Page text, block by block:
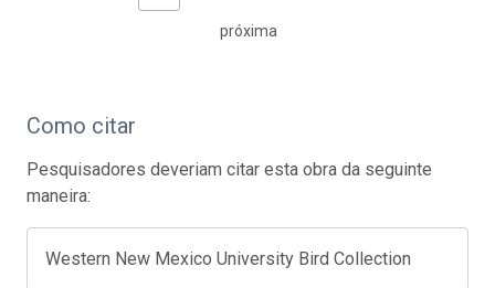
próxima
Como citar
Pesquisadores deveriam citar esta obra da seguinte
maneira:
Western New Mexico University Bird Collection